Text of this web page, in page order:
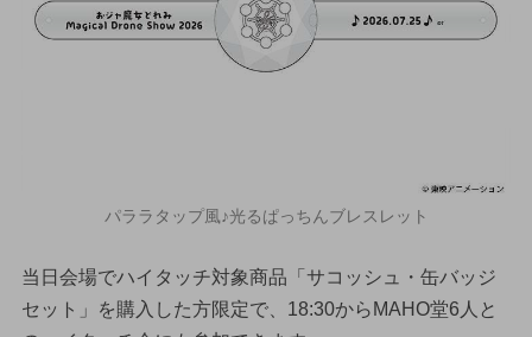
パララタップ風♪光るぱっちんブレスレット
当日会場でハイタッチ対象商品「サコッシュ・缶バッジ
セット」を購入した方限定で、18:30からMAHO堂6人と